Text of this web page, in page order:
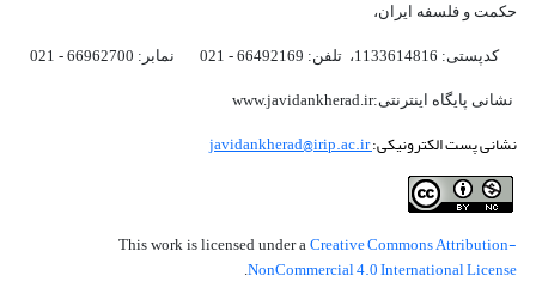
حکمت و فلسفه ایران،‌
کدپستی: 1133614816، تلفن: 66492169 - 021 نمابر: 66962700 - 021
نشانی پایگاه اینترنتی:www.javidankherad.ir
نشانی پست الکترونیکی:javidankherad@irip.ac.ir
This work is licensed under a Creative Commons Attribution-
NonCommercial 4.0 International License